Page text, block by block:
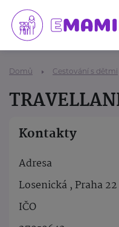
Domů Cestování s dětmi
Kontakty
Adresa
Losenická , Praha
IČO